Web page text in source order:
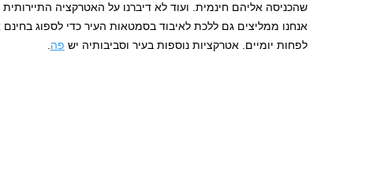
שהכניסה אליהם חינמית. ועוד לא דיברנו על האטרקציה
אנחנו ממליצים גם ללכת לאיבוד בסמטאות העיר כדי לספוג בחינם
לפחות יומיים. אטרקציות נוספות בעיר וסביבותיה יש פה